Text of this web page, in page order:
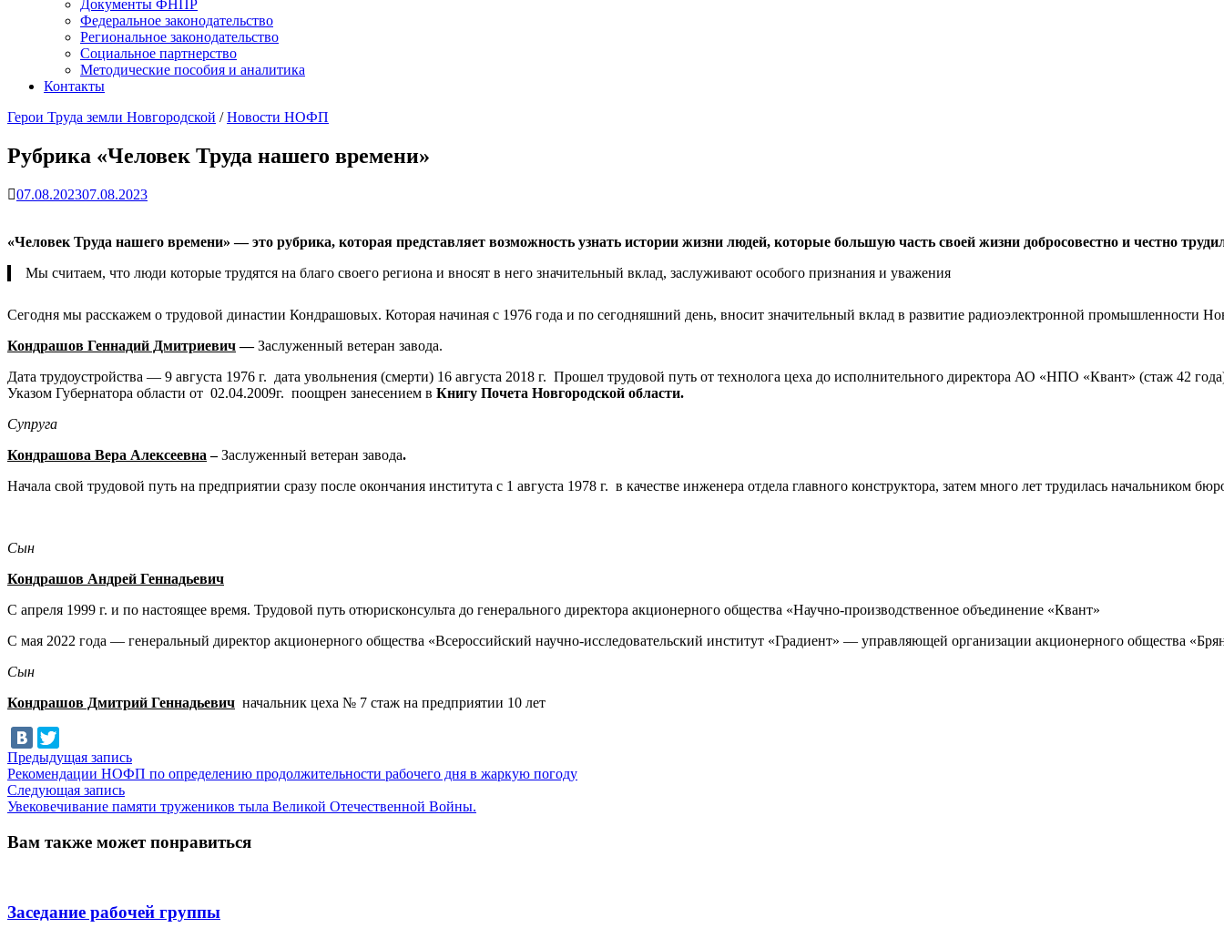
Документы ФНПР
Федеральное законодательство
Региональное законодательство
Социальное партнерство
Методические пособия и аналитика
Контакты
Герои Труда земли Новгородской /Новости НОФП
Рубрика «Человек Труда нашего времени»
07.08.202307.08.2023
«Человек Труда нашего времени» — это рубрика, которая представляет возможность узнать истории жизни людей, которые большую часть своей жизни добросовестно и честно
Мы считаем, что люди которые трудятся на благо своего региона и вносят в него значительный вклад, заслуживают особого признания и уважения
Сегодня мы расскажем о трудовой династии Кондрашовых. Которая начиная с 1976 года и по сегодняшний день, вносит значительный вклад в развитие радиоэлектронной промышленности
Кондрашов Геннадий Дмитриевич—Заслуженный ветеран завода.
Дата трудоустройства — 9 августа 1976 г. дата увольнения (смерти) 16 августа 2018 г. Прошел трудовой путь от технолога цеха до исполнительного директора АО «НПО «Квант» (стаж 42
Указом Губернатора области от 02.04.2009г. поощрен занесением в Книгу Почета Новгородской области.
Супруга
Кондрашова Вера Алексеевна –Заслуженный ветеран завода.
Начала свой трудовой путь на предприятии сразу после окончания института с 1 августа 1978 г. в качестве инженера отдела главного конструктора, затем много лет трудилась начальником
Сын
Кондрашов Андрей Геннадьевич
С апреля 1999 г. и по настоящее время. Трудовой путь отюрисконсульта до генерального директора акционерного общества «Научно-производственное объединение «Квант»
С мая 2022 года — генеральный директор акционерного общества «Всероссийский научно-исследовательский институт «Градиент» — управляющей организации акционерного общества
Сын
Кондрашов Дмитрий Геннадьевич начальник цеха № 7 стаж на предприятии 10 лет
Навигация
по
записям
Предыдущая записьПредыдущая
запись:
Рекомендации НОФП по определению продолжительности рабочего дня в жаркую погоду
Следующая записьСледующая
запись:
Увековечивание памяти тружеников тыла Великой Отечественной Войны.
Вам также может понравиться
Заседание рабочей группы